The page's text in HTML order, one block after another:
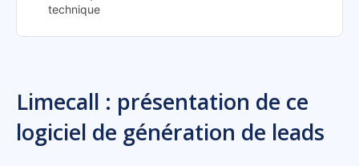
technique
Limecall : présentation de ce
logiciel de génération de leads